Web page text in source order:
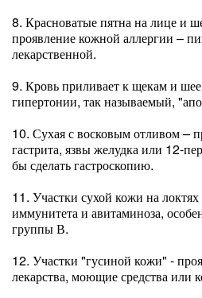
8. Красноватые пятна на лице и
проявление кожной аллергии –
лекарственной.
9. Кровь приливает к щекам и
гипертонии, так называемый,
10. Сухая с восковым отливом –
гастрита, язвы желудка или 12-
бы сделать гастроскопию.
11. Участки сухой кожи на
иммунитета и авитаминоза,
группы В.
12. Участки "гусиной кожи" -
лекарства, моющие средства или